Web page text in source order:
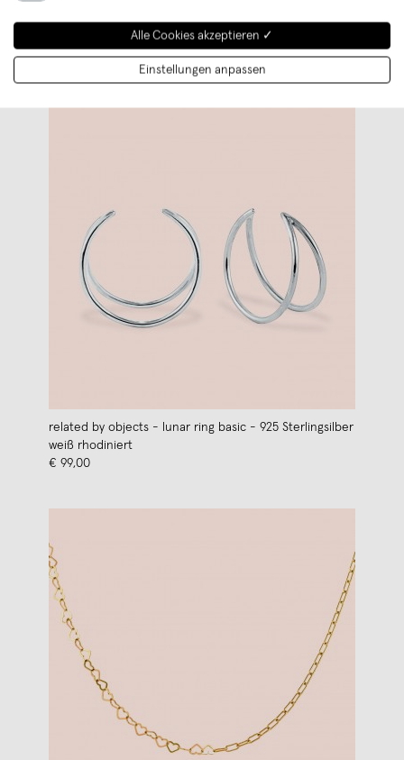
related by objects - lunar ring basic - 925 Sterlingsilber
weiß rhodiniert
€ 99,00
Alle Cookies akzeptieren ✓
Einstellungen anpassen